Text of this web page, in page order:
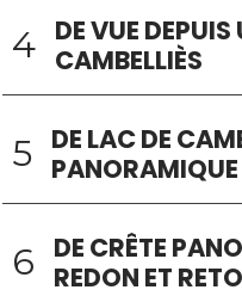
4 DE VUE
CAMBELLIÈS
5 DE LAC DE
PANORAMIQUE
6
DE CRÊTE
REDON ET